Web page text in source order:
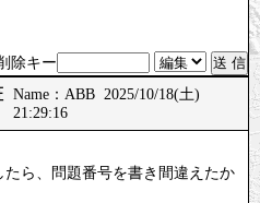
除キー
Name：ABB 2025/10/18(土)
21:29:16
ら、問題番号を書き間違えたか